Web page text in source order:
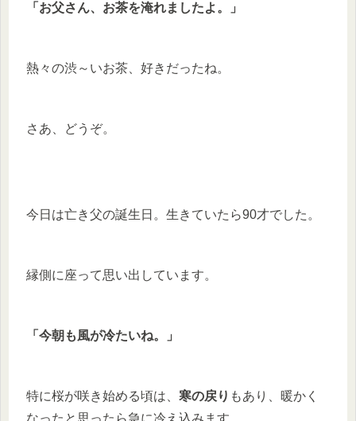
「お父さん、お茶を淹れましたよ。」
熱々の渋～いお茶、好きだったね。
さあ、どうぞ。
今日は亡き父の誕生日。生きていたら90才でした。
縁側に座って思い出しています。
「今朝も風が冷たいね。」
特に桜が咲き始める頃は、 寒の戻り もあり、暖かく